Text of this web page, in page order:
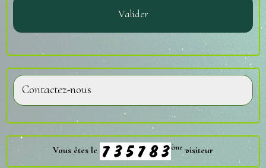
Valider
Contactez-nous
Vous êtes le ème visiteur